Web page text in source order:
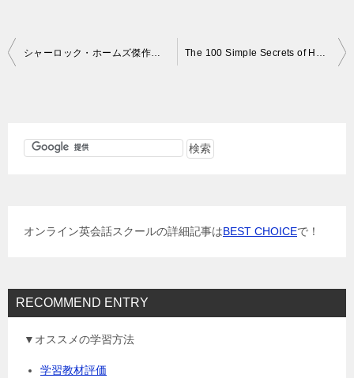
投
オンライン英会話スクールの詳細記事はBEST CHOICEで！
RECOMMEND ENTRY
▼オススメの学習方法
学習教材評価